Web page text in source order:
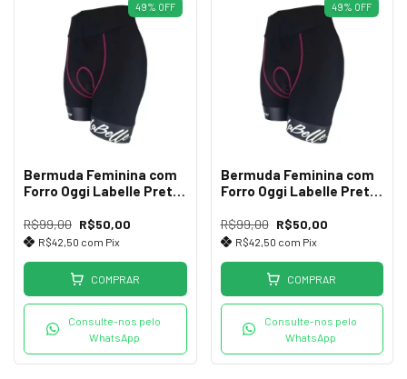
49% OFF
Bermuda Feminina com
Forro Oggi Labelle Preta
R$99,00 R$50,00
R$42,50 com Pix
COMPRAR
Consulte-nos pelo
WhatsApp
49% OFF
Bermuda Feminina com
Forro Oggi Labelle Preta
R$99,00 R$50,00
R$42,50 com Pix
COMPRAR
Consulte-nos pelo
WhatsApp